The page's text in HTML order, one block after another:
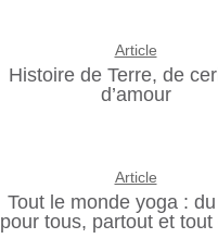
Article
Histoire de Terre, de
d’amour
Article
Tout le monde yoga :
pour tous, partout et tout